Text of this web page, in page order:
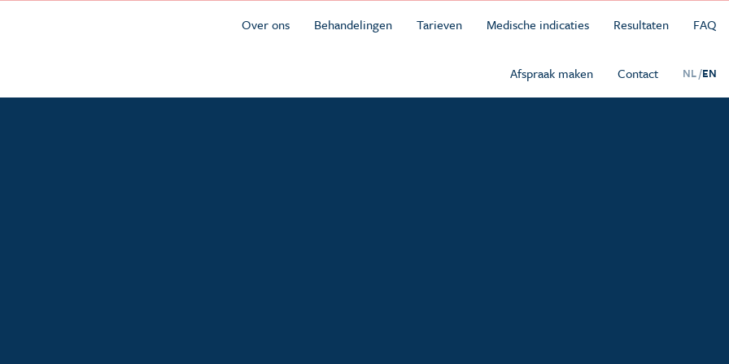
Over ons Behandelingen Tarieven Medische indicaties Resultaten FAQ
Afspraak maken Contact NL /EN